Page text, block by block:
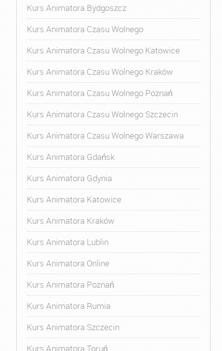
Kurs Animatora Bydgoszcz
Kurs Animatora Czasu Wolnego
Kurs Animatora Czasu Wolnego Katowice
Kurs Animatora Czasu Wolnego Kraków
Kurs Animatora Czasu Wolnego Poznań
Kurs Animatora Czasu Wolnego Szczecin
Kurs Animatora Czasu Wolnego Warszawa
Kurs Animatora Gdańsk
Kurs Animatora Gdynia
Kurs Animatora Katowice
Kurs Animatora Kraków
Kurs Animatora Lublin
Kurs Animatora Online
Kurs Animatora Poznań
Kurs Animatora Rumia
Kurs Animatora Szczecin
Kurs Animatora Toruń